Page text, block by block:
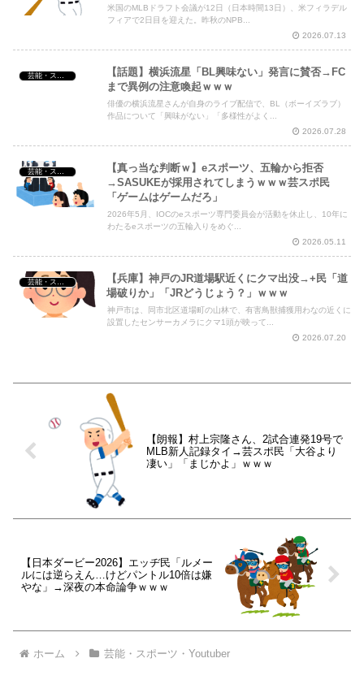
米国のMLBドラフト会議が12日（日本時間13日）、米フィラデル
フィアで2日目を迎えた。昨秋のNPB...
2026.07.13
芸能・スポーツ・Youtuber
【話題】横浜流星「BL興味ない」発言に賛否→FC
まで異例の注意喚起ｗｗｗ
俳優の横浜流星さんが自身のライブ配信で、BL（ボーイズラブ）
作品について「興味がない」「多様性がよく...
2026.07.28
芸能・スポーツ・Youtuber
【真っ当な判断ｗ】eスポーツ、五輪から拒否
→SASUKEが採用されてしまうｗｗｗ芸スポ民
「ゲームはゲームだろ」
2026年5月、IOCのeスポーツ専門委員会が活動を休止し、10年に
わたるeスポーツの五輪入りをめぐ...
2026.05.11
【兵庫】神戸のJR道場駅近くにクマ出没→+民「道
場破りか」「JRどうじょう？」ｗｗｗ
神戸市は、同市北区道場町の山林で、有害鳥獣捕獲用わなの近くに
設置したセンサーカメラにクマ1頭が映って...
2026.07.20
【朗報】村上宗隆さん、2試合連発19号で
MLB新人記録タイ→芸スポ民「大谷より
凄い」「まじかよ」ｗｗｗ
【日本ダービー2026】エッヂ民「ルメー
ルには逆らえん…けどパントル10倍は嫌
やな」→深夜の本命論争ｗｗｗ
ホーム 芸能・スポーツ・Youtuber